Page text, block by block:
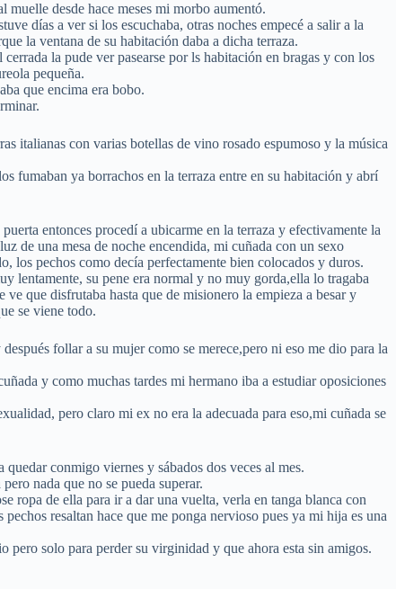
desde hace meses mi morbo aumentó.
días a ver si los escuchaba, otras noches empecé a salir a la
la ventana de su habitación daba a dicha terraza.
la pude ver pasearse por ls habitación en bragas y con los
pequeña.
que encima era bobo.
italianas con varias botellas de vino rosado espumoso y la música
fumaban ya borrachos en la terraza entre en su habitación y abrí
entonces procedí a ubicarme en la terraza y efectivamente la
de una mesa de noche encendida, mi cuñada con un sexo
los pechos como decía perfectamente bien colocados y duros.
lentamente, su pene era normal y no muy gorda,ella lo tragaba
que disfrutaba hasta que de misionero la empieza a besar y
se viene todo.
follar a su mujer como se merece,pero ni eso me dio para la
y como muchas tardes mi hermano iba a estudiar oposiciones
pero claro mi ex no era la adecuada para eso,mi cuñada se
conmigo viernes y sábados dos veces al mes.
nada que no se pueda superar.
ropa de ella para ir a dar una vuelta, verla en tanga blanca con
resaltan hace que me ponga nervioso pues ya mi hija es una
pero solo para perder su virginidad y que ahora esta sin amigos.